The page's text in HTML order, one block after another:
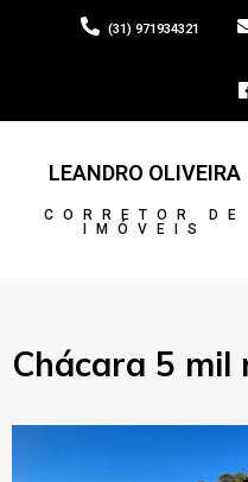
(31) 971934321
LEANDRO OLIVEIRA
CORRETOR DE
IMÓVEIS
Chácara 5 mil